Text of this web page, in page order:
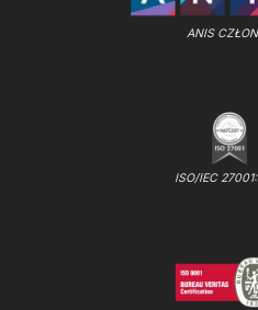
ANIS
ISO/IEC